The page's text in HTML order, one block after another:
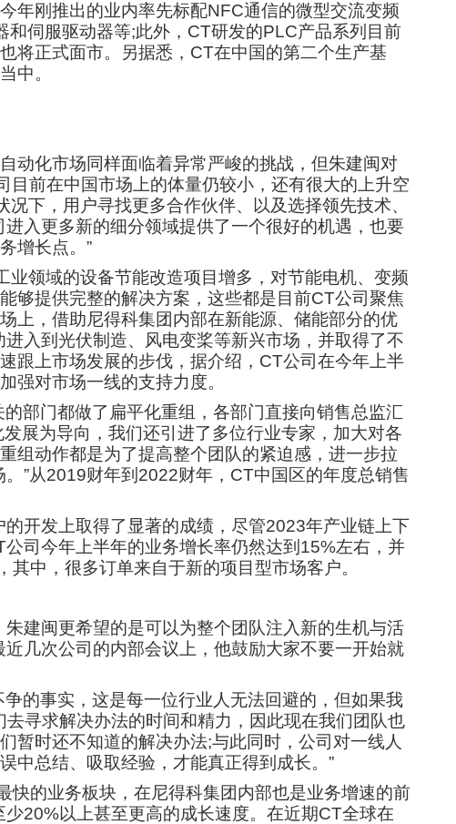
年刚推出的业内率先标配NFC通信的微型交流变频
伺服驱动器等;此外，CT研发的PLC产品系列目前
将正式面市。另据悉，CT在中国的第二个生产基
中。
动化市场同样面临着异常严峻的挑战，但朱建闽对
目前在中国市场上的体量仍较小，还有很大的上升空
下，用户寻找更多合作伙伴、以及选择领先技术、
入更多新的细分领域提供了一个很好的机遇，也要
增长点。”
业领域的设备节能改造项目增多，对节能电机、变频
够提供完整的解决方案，这些都是目前CT公司聚焦
上，借助尼得科集团内部在新能源、储能部分的优
入到光伏制造、风电变桨等新兴市场，并取得了不
跟上市场发展的步伐，据介绍，CT公司在今年上半
强对市场一线的支持力度。
部门都做了扁平化重组，各部门直接向销售总监汇
展为导向，我们还引进了多位行业专家，加大对各
组动作都是为了提高整个团队的紧迫感，进一步拉
”从2019财年到2022财年，CT中国区的年度总销售
开发上取得了显著的成绩，尽管2023年产业链上下
司今年上半年的业务增长率仍然达到15%左右，并
中，很多订单来自于新的项目型市场客户。
建闽更希望的是可以为整个团队注入新的生机与活
几次公司的内部会议上，他鼓励大家不要一开始就
的事实，这是每一位行业人无法回避的，但如果我
去寻求解决办法的时间和精力，因此现在我们团队也
暂时还不知道的解决办法;与此同时，公司对一线人
中总结、吸取经验，才能真正得到成长。”
的业务板块，在尼得科集团内部也是业务增速的前
20%以上甚至更高的成长速度。在近期CT全球在